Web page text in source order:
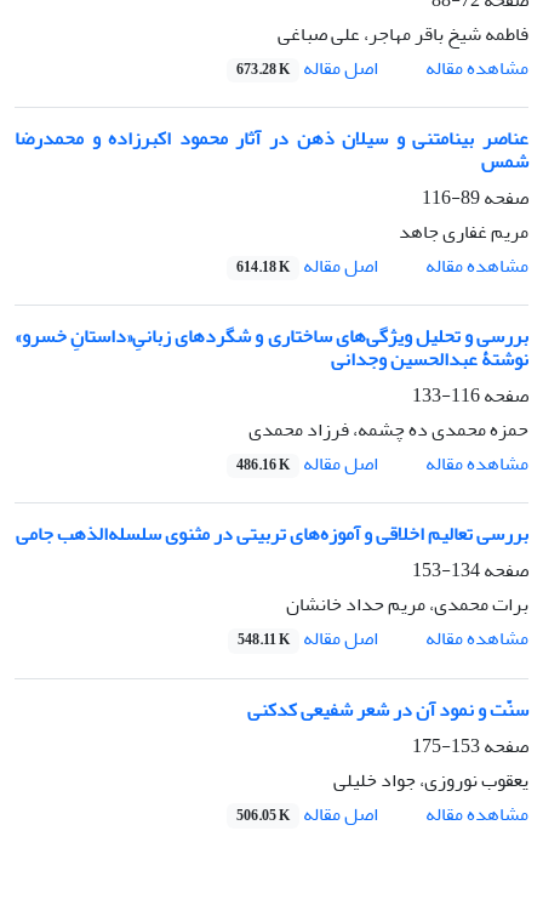
فاطمه شیخ باقر مهاجر، علی صباغی
مشاهده مقاله
اصل مقاله 673.28 K
عناصر بینامتنی و سیلان ذهن در آثار محمود اکبرزاده و محمدرضا
شمس
صفحه89-116
مریم غفاری جاهد
مشاهده مقاله
اصل مقاله 614.18 K
بررسی و تحلیل ویژگی‌های ساختاری و شگردهای زبانیِ«داستانِ خسرو»
نوشتۀ عبدالحسین وجدانی
صفحه116-133
حمزه محمدی ده چشمه، فرزاد محمدی
مشاهده مقاله
اصل مقاله 486.16 K
بررسی تعالیم اخلاقی و آموزه‌های تربیتی در مثنوی سلسله‌الذهب جامی
صفحه134-153
برات محمدی، مریم حداد خانشان
مشاهده مقاله
اصل مقاله 548.11 K
سنّت و نمود آن در شعر شفیعی کدکنی
صفحه153-175
یعقوب نوروزی، جواد خلیلی
مشاهده مقاله
اصل مقاله 506.05 K